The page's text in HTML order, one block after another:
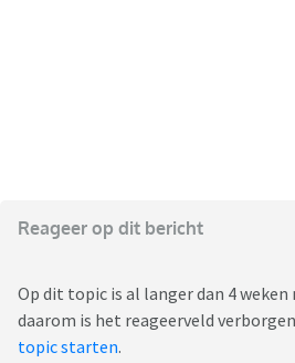
Reageer op dit bericht
Op dit topic is al langer dan 4 weken
daarom is het reageerveld
topic starten.